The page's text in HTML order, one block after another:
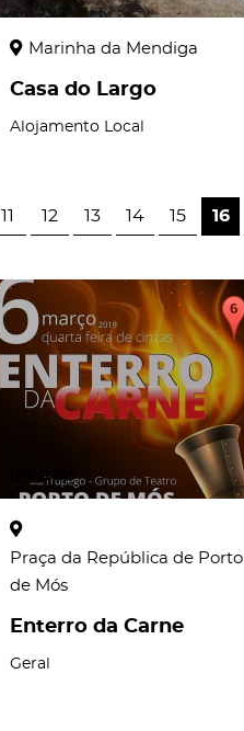
Marinha da Mendiga
Casa do Largo
Alojamento Local
11 12 13 14 15 16
mar
Praça da República de Porto
de Mós
Enterro da Carne
Geral